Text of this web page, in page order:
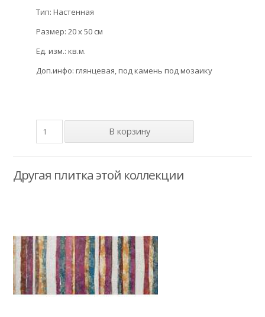
Тип: Настенная
Размер: 20 x 50 см
Ед. изм.: кв.м.
Доп.инфо: глянцевая, под камень под мозаику
Другая плитка этой коллекции